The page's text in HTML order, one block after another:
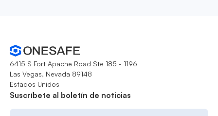
6415 S Fort Apache Road Ste 185 - 1196
Las Vegas, Nevada 89148
Estados Unidos
Suscríbete al boletín de noticias